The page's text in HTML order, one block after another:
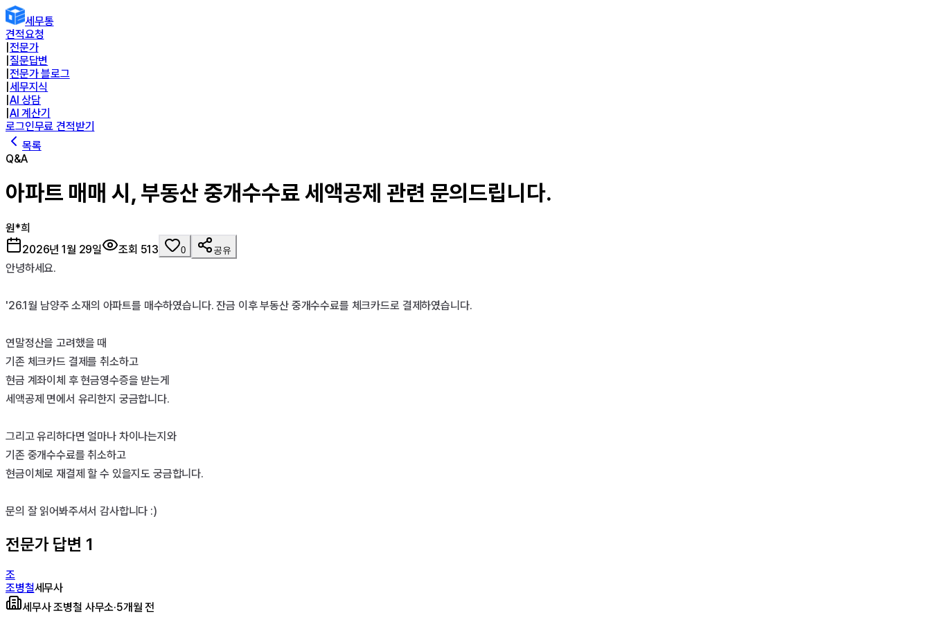
세무통
견적요청
전문가
질문답변
전문가 블로그
세무지식
AI 상담
AI 계산기
로그인무료 견적받기
목록
Q&A
아파트 매매 시, 부동산 중개수수료 세액공제 관련 문의드립니다.
원*희
2026년 1월 29일
조회 513 0 공유
안녕하세요.
'26.1월 남양주 소재의 아파트를 매수하였습니다. 잔금 이후 부동산 중개수수료를 체크카드로 결제하였습니다.
연말정산을 고려했을 때
기존 체크카드 결제를 취소하고
현금 계좌이체 후 현금영수증을 받는게
세액공제 면에서 유리한지 궁금합니다.
그리고 유리하다면 얼마나 차이나는지와
기존 중개수수료를 취소하고
현금이체로 재결제 할 수 있을지도 궁금합니다.
문의 잘 읽어봐주셔서 감사합니다 :)
전문가 답변 1
조
조병철세무사
세무사 조병철 사무소·5개월 전